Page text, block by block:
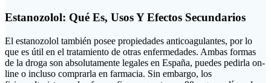
Estanozolol: Qué Es, Usos Y Efectos Secundarios
El estanozolol también posee propiedades anticoagulantes, por lo
que es útil en el tratamiento de otras enfermedades. Ambas formas
de la droga son absolutamente legales en España, puedes pedirla on-
line o incluso comprarla en farmacia. Sin embargo, los